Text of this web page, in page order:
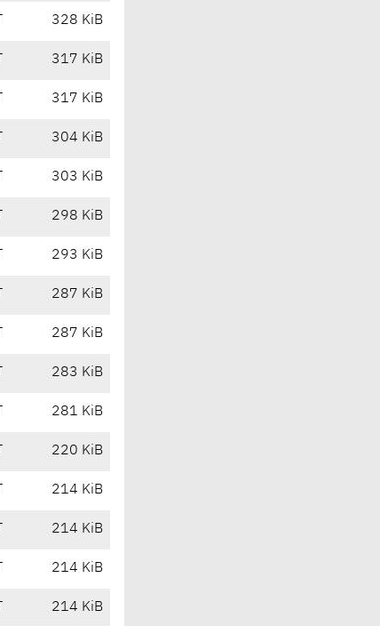
328 KiB
317 KiB
317 KiB
304 KiB
303 KiB
298 KiB
293 KiB
287 KiB
287 KiB
283 KiB
281 KiB
220 KiB
214 KiB
214 KiB
214 KiB
214 KiB